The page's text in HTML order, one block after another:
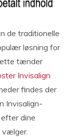
de traditionelle
løsning for
tænder
Invisalign
findes der
Invisalign-
dine
vælger.